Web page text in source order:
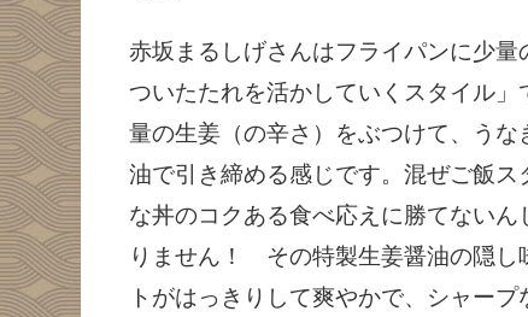
赤坂まるしげさんはフライパンに少
ついたたれを活かしていくスタイル
量の生姜（の辛さ）をぶつけて、う
油で引き締める感じです。混ぜご飯
な丼のコクある食べ応えに勝てない
りません！ その特製生姜醤油の隠し
トがはっきりして爽やかで、シャープ